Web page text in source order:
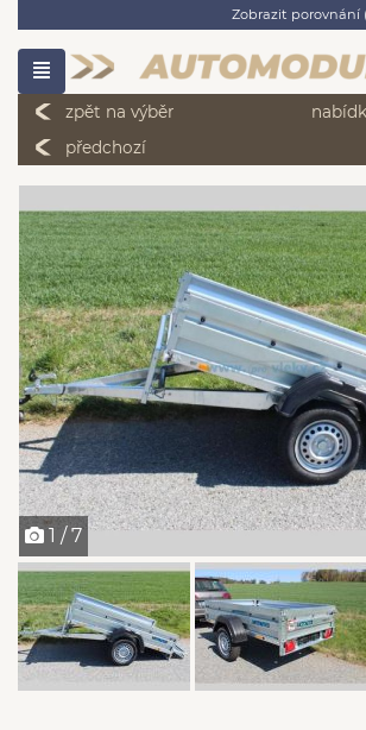
Zobrazit porovnání (
zpět na výběr
předchozí
1 / 7